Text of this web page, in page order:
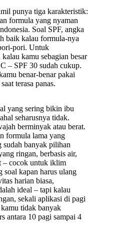
punya tiga karakteristik:
formula yang nyaman
Soal SPF, angka
baik kalau formula-nya
pori. Untuk
kamu sebagian besar
– SPF 30 sudah cukup.
benar-benar pakai
terasa panas.
yang sering bikin ibu
seharusnya tidak.
berminyak atau berat.
formula lama yang
sudah banyak pilihan
ringan, berbasis air,
– cocok untuk iklim
soal kapan harus ulang
harian biasa,
ideal – tapi kalau
sekali aplikasi di pagi
tidak banyak
antara 10 pagi sampai 4